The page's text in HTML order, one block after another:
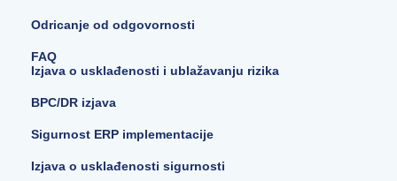
Odricanje od odgovornosti
FAQ
Izjava o usklađenosti i ublažavanju rizika
BPC/DR izjava
Sigurnost ERP implementacije
Izjava o usklađenosti sigurnosti